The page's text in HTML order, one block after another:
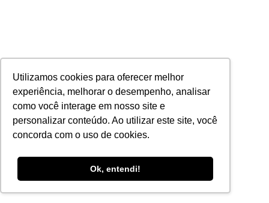
Utilizamos cookies para oferecer melhor
experiência, melhorar o desempenho, analisar
como você interage em nosso site e
personalizar conteúdo. Ao utilizar este site, você
concorda com o uso de cookies.
Ok, entendi!